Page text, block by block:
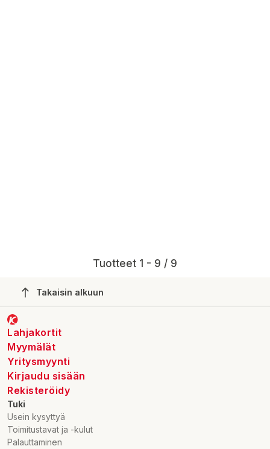
Tuotteet 1 - 9 / 9
Takaisin alkuun
Lahjakortit
Myymälät
Yritysmyynti
Kirjaudu sisään
Rekisteröidy
Tuki
Usein kysyttyä
Toimitustavat ja -kulut
Palauttaminen